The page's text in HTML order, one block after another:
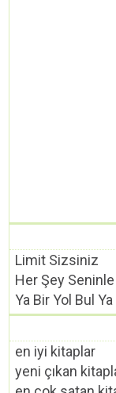
Limit Sizsiniz
Her Şey
Ya Bir Yol Bul
en iyi kitaplar
yeni çıkan